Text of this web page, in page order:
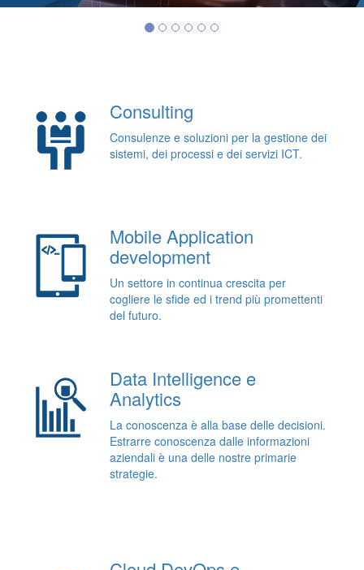
Consulting
Consulenze e soluzioni per la gestione dei
sistemi, dei processi e dei servizi ICT.
Mobile Application
development
Un settore in continua crescita per
cogliere le sfide ed i trend più promettenti
del futuro.
Data Intelligence e
Analytics
La conoscenza è alla base delle decisioni.
Estrarre conoscenza dalle informazioni
aziendali è una delle nostre primarie
strategie.